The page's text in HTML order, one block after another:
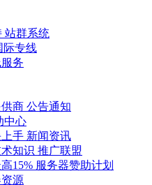
站群系统
际专线
务
商 公告通知
中心
手 新闻资讯
知识 推广联盟
15% 服务器赞助计划
源